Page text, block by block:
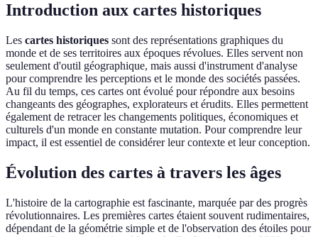
Introduction aux cartes historiques
Les cartes historiques sont des représentations graphiques du
monde et de ses territoires aux époques révolues. Elles servent non
seulement d'outil géographique, mais aussi d'instrument d'analyse
pour comprendre les perceptions et le monde des sociétés passées.
Au fil du temps, ces cartes ont évolué pour répondre aux besoins
changeants des géographes, explorateurs et érudits. Elles permettent
également de retracer les changements politiques, économiques et
culturels d'un monde en constante mutation. Pour comprendre leur
impact, il est essentiel de considérer leur contexte et leur conception.
Évolution des cartes à travers les âges
L'histoire de la cartographie est fascinante, marquée par des progrès
révolutionnaires. Les premières cartes étaient souvent rudimentaires,
dépendant de la géométrie simple et de l'observation des étoiles pour